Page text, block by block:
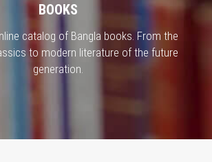
BOOKS
catalog of Bangla books. From the
to modern literature of the future
generation.